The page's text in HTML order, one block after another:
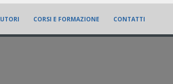
CORSI E FORMAZIONE CONTATTI